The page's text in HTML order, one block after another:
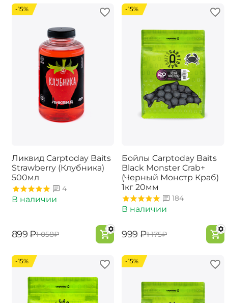
-15%
Ликвид Carptoday Baits
Strawberry (Клубника)
500мл
4
В наличии
‍899‍ ₽‍1 058‍₽
-15%
Бойлы Carptoday Baits
Black Monster Crab+
(Черный Монстр Краб)
1кг 20мм
184
В наличии
‍999‍ ₽‍1 175‍₽
-15% -15%